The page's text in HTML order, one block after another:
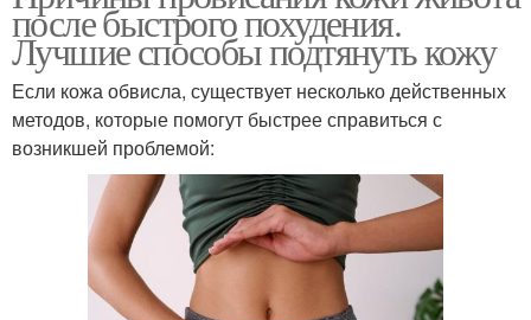
после быстрого похудения.
Лучшие способы подтянуть кожу
Если кожа обвисла, существует несколько действенных
методов, которые помогут быстрее справиться с
возникшей проблемой: